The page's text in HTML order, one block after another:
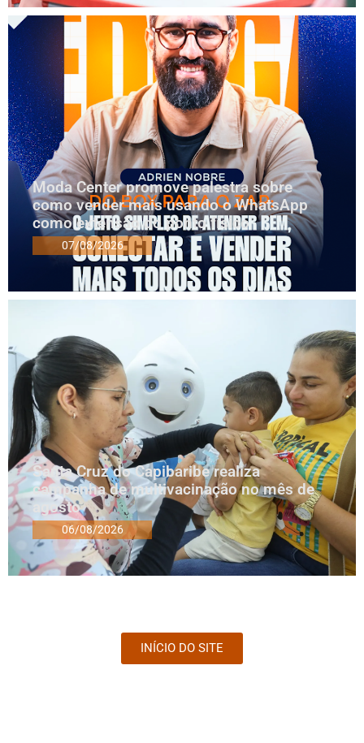
Moda Center promove palestra sobre
como vender mais usando o WhatsApp
como extensão do ponto físico
07/08/2026
Santa Cruz do Capibaribe realiza
campanha de multivacinação no mês de
agosto
06/08/2026
INÍCIO DO SITE